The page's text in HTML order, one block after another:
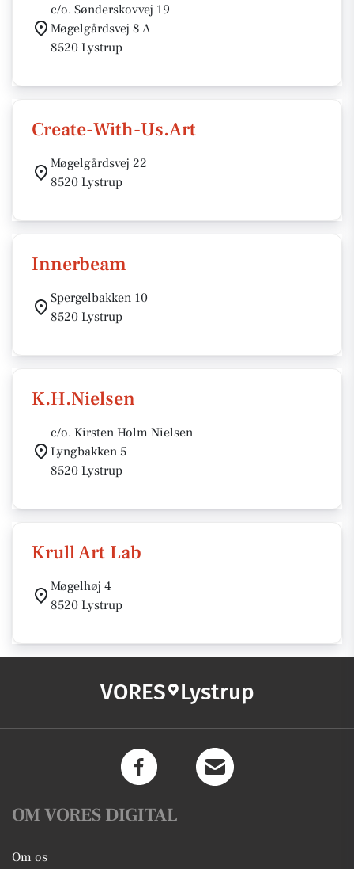
c/o. Sønderskovvej 19
Møgelgårdsvej 8 A
8520 Lystrup
Create-With-Us.Art
Møgelgårdsvej 22
8520 Lystrup
Innerbeam
Spergelbakken 10
8520 Lystrup
K.H.Nielsen
c/o. Kirsten Holm Nielsen
Lyngbakken 5
8520 Lystrup
Krull Art Lab
Møgelhøj 4
8520 Lystrup
VORES Lystrup
OM VORES DIGITAL
Om os